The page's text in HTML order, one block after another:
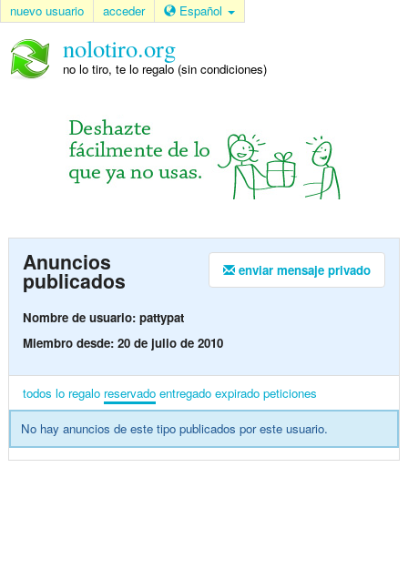
nuevo usuario acceder Español
nolotiro.org
no lo tiro, te lo regalo (sin condiciones)
enviar mensaje privado
Anuncios
publicados
Nombre de usuario: pattypat
Miembro desde: 20 de julio de 2010
todos lo regalo reservado entregado expirado peticiones
No hay anuncios de este tipo publicados por este usuario.